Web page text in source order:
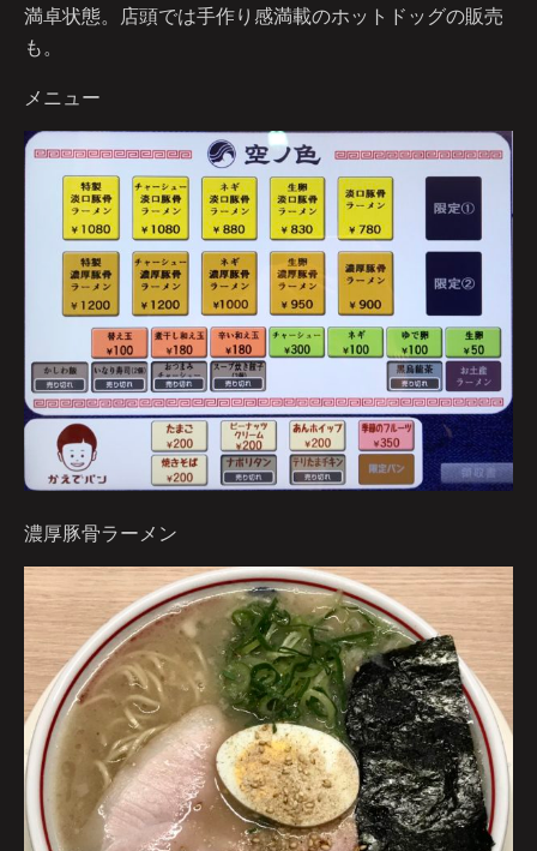
満卓状態。店頭では手作り感満載のホットドッグの販売
も。
メニュー
濃厚豚骨ラーメン